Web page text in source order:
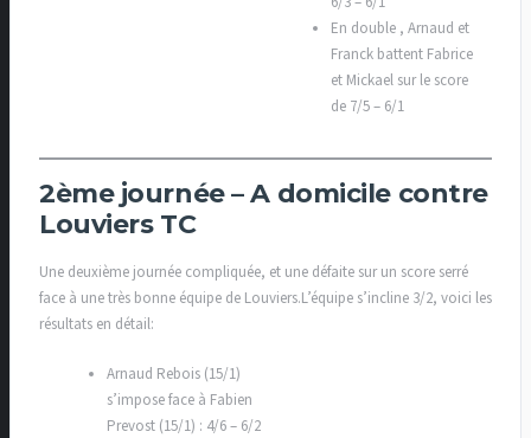
En double , Arnaud et
Franck battent Fabrice
et Mickael sur le score
de 7/5 – 6/1
2ème journée – A domicile contre
Louviers TC
Une deuxième journée compliquée, et une défaite sur un score serré
face à une très bonne équipe de Louviers.L’équipe s’incline 3/2, voici les
résultats en détail:
Arnaud Rebois (15/1)
s’impose face à Fabien
Prevost (15/1) : 4/6 – 6/2